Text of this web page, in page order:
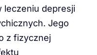
leczeniu depresji
Jego
z fizycznej